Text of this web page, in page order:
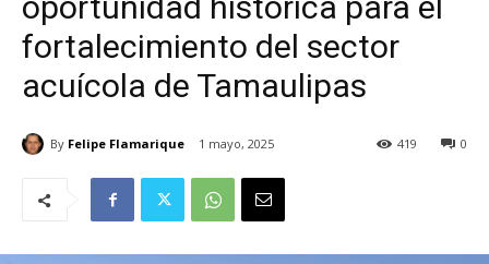
fortalecimiento del sector
acuícola de Tamaulipas
By Felipe Flamarique 1 mayo, 2025 0
419